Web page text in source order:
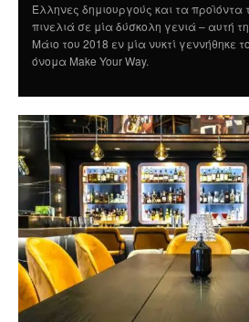
Έλληνες δημιουργούς και τα προϊόντα
πινελιά σε μία δύσκολη γενιά – αυτή
Μάιο του 2018 εν μία νυκτί γεννήθηκε
όνομα Make Your Way.